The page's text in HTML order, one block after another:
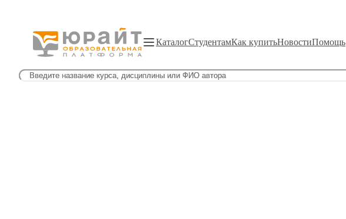
КаталогСтудентамКак купитьНовостиПомощь